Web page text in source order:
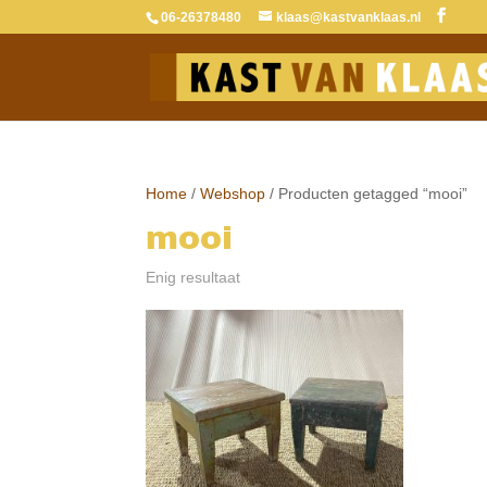
06-26378480 klaas@kastvanklaas.nl
Home /Webshop / Producten getagged “mooi”
mooi
Enig resultaat